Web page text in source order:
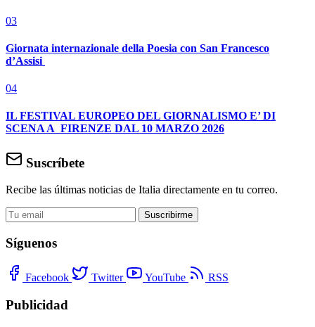
03
Giornata internazionale della Poesia con San Francesco
d’Assisi
04
IL FESTIVAL EUROPEO DEL GIORNALISMO E’ DI
SCENA A FIRENZE DAL 10 MARZO 2026
Suscríbete
Recibe las últimas noticias de Italia directamente en tu correo.
Suscribirme
Síguenos
Facebook Twitter YouTube RSS
Publicidad